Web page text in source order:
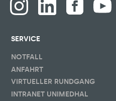
SERVICE
NOTFALL
ANFAHRT
VIRTUELLER RUNDGANG
INTRANET UNIMEDHAL